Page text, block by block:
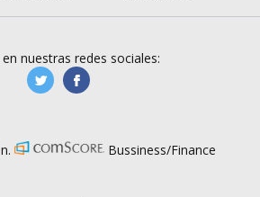
nuestras redes sociales:
manufacturaGE
Bussiness/Finance